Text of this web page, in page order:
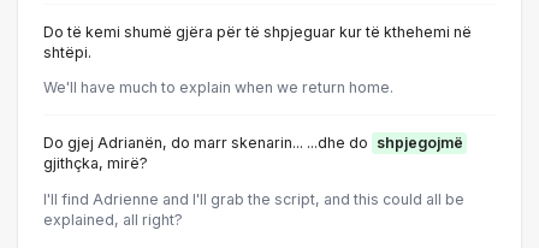
Do të kemi shumë gjëra për të shpjeguar kur të kthehemi në
shtëpi.
We'll have much to explain when we return home.
Do gjej Adrianën, do marr skenarin... ...dhe do shpjegojmë
gjithçka, mirë?
I'll find Adrienne and I'll grab the script, and this could all be
explained, all right?